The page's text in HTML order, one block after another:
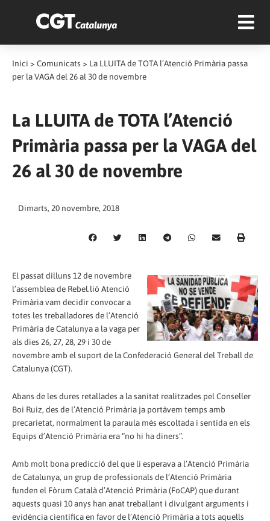
Inici > Comunicats > La LLUITA de TOTA l’Atenció Primària passa
per la VAGA del 26 al 30 de novembre
La LLUITA de TOTA l’Atenció
Primària passa per la VAGA del
26 al 30 de novembre
Dimarts, 20 novembre, 2018
El passat dilluns 12 de novembre
l’assemblea de Rebel.lió Atenció
Primària vam decidir convocar a
totes les treballadores de l’Atenció
Primària de Catalunya a la vaga per
als dies 26, 27, 28, 29 i 30 de
novembre amb el suport de la Confederació General del Treball de
Catalunya (CGT).
Abans de les dures retallades a la sanitat realitzades pel Conseller
Boi Ruiz, des de l’Atenció Primària ja portàvem temps amb
precarietat, normalment la paraula més escoltada i sentida en els
Equips d’Atenció Primària era “no hi ha diners”.
Amb molt bona predicció del que li esperava a l’Atenció Primària
de Catalunya, un grup de professionals de l’Atenció Primària
funden el Fòrum Català d’Atenció Primària (FoCAP) que durant
aquests quasi 10 anys han anat treballant i divulgant arguments i
evidència científica en favor de l’Atenció Primària a tots aquells